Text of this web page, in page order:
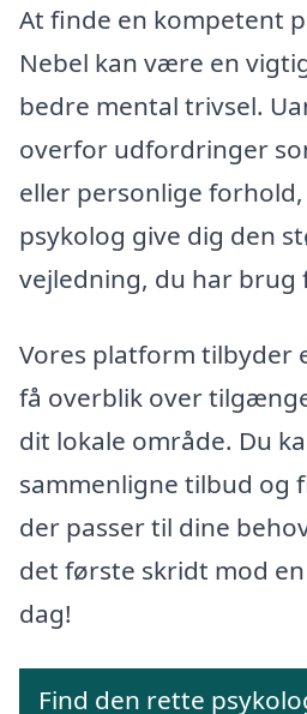
At finde en kompetent
Nebel kan være en
bedre mental trivsel.
overfor udfordringer
eller personlige
psykolog give dig den
vejledning, du har brug
Vores platform tilbyder
få overblik over
dit lokale område. Du
sammenligne tilbud og
der passer til dine
det første skridt mod
dag!
Find den rette